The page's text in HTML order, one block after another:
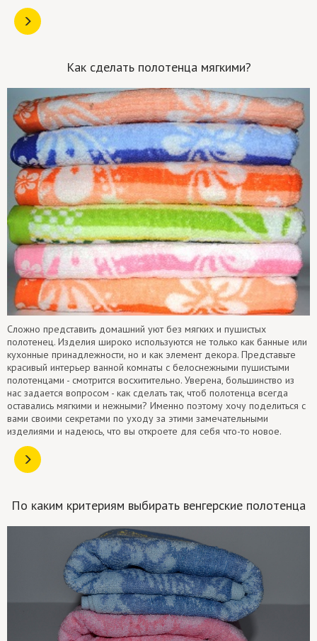
Как сделать полотенца мягкими?
Сложно представить домашний уют без мягких и пушистых
полотенец. Изделия широко используются не только как банные или
кухонные принадлежности, но и как элемент декора. Представьте
красивый интерьер ванной комнаты с белоснежными пушистыми
полотенцами - смотрится восхитительно. Уверена, большинство из
нас задается вопросом - как сделать так, чтоб полотенца всегда
оставались мягкими и нежными? Именно поэтому хочу поделиться с
вами своими секретами по уходу за этими замечательными
изделиями и надеюсь, что вы откроете для себя что-то новое.
По каким критериям выбирать венгерские полотенца